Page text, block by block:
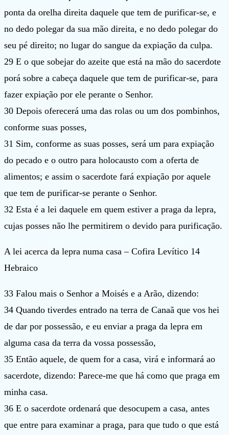
ponta da orelha direita daquele que tem de purificar-se, e
no dedo polegar da sua mão direita, e no dedo polegar do
seu pé direito; no lugar do sangue da expiação da culpa.
29 E o que sobejar do azeite que está na mão do sacerdote
porá sobre a cabeça daquele que tem de purificar-se, para
fazer expiação por ele perante o Senhor.
30 Depois oferecerá uma das rolas ou um dos pombinhos,
conforme suas posses,
31 Sim, conforme as suas posses, será um para expiação
do pecado e o outro para holocausto com a oferta de
alimentos; e assim o sacerdote fará expiação por aquele
que tem de purificar-se perante o Senhor.
32 Esta é a lei daquele em quem estiver a praga da lepra,
cujas posses não lhe permitirem o devido para purificação.
A lei acerca da lepra numa casa – Cofira Levítico 14
Hebraico
33 Falou mais o Senhor a Moisés e a Arão, dizendo:
34 Quando tiverdes entrado na terra de Canaã que vos hei
de dar por possessão, e eu enviar a praga da lepra em
alguma casa da terra da vossa possessão,
35 Então aquele, de quem for a casa, virá e informará ao
sacerdote, dizendo: Parece-me que há como que praga em
minha casa.
36 E o sacerdote ordenará que desocupem a casa, antes
que entre para examinar a praga, para que tudo o que está